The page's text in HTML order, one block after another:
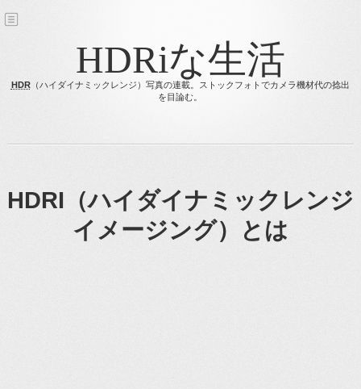
HDRiな生活
HDR（ハイダイナミックレンジ）写真の連載。ストックフォトでカメラ機材代の捻出
を目論む。
HDRI（ハイダイナミックレンジ
イメージング）とは